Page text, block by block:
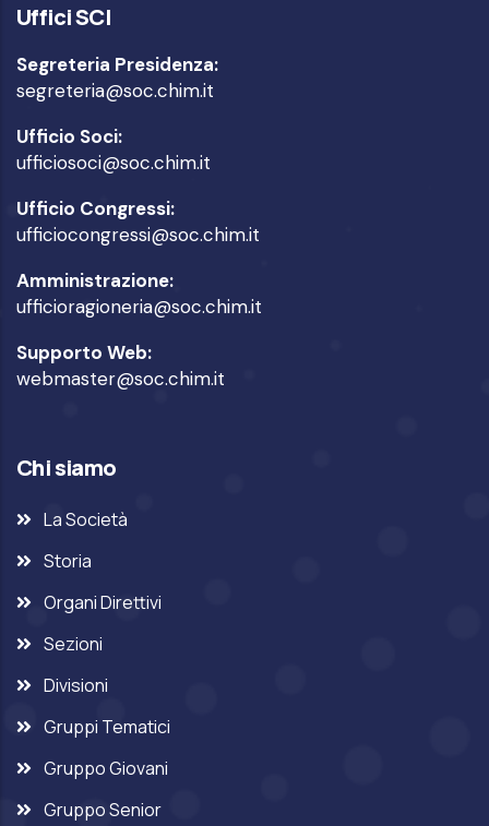
Uffici SCI
Segreteria Presidenza:
segreteria@soc.chim.it
Ufficio Soci:
ufficiosoci@soc.chim.it
Ufficio Congressi:
ufficiocongressi@soc.chim.it
Amministrazione:
ufficioragioneria@soc.chim.it
Supporto Web:
webmaster@soc.chim.it
Chi siamo
La Società
Storia
Organi Direttivi
Sezioni
Divisioni
Gruppi Tematici
Gruppo Giovani
Gruppo Senior